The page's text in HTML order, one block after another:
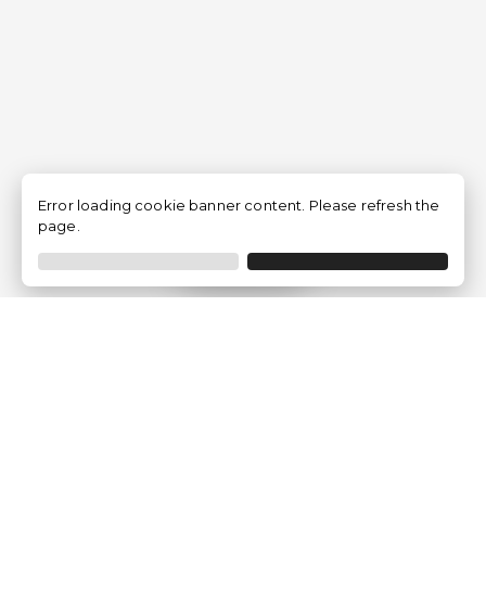
Filtrar
Error loading cookie banner content. Please refresh the
page.